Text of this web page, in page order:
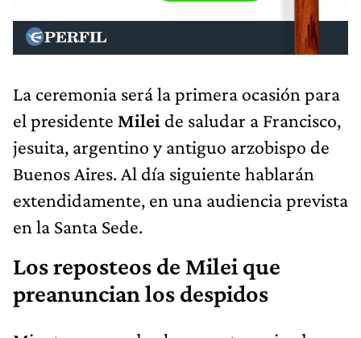
La ceremonia será la primera ocasión para
el presidente Milei de saludar a Francisco,
jesuita, argentino y antiguo arzobispo de
Buenos Aires. Al día siguiente hablarán
extendidamente, en una audiencia prevista
en la Santa Sede.
Los reposteos de Milei que
preanuncian los despidos